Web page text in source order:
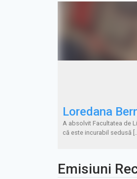
Loredana
A absolvit Facultatea de
că este incurabil sedusă […]
Emisiuni